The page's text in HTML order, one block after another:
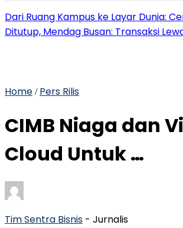
Dari Ruang Kampus ke Layar Dunia:
Ditutup, Mendag Busan: Transaksi
Home / Pers Rilis
CIMB Niaga dan
Cloud Untuk …
Tim Sentra Bisnis - Jurnalis